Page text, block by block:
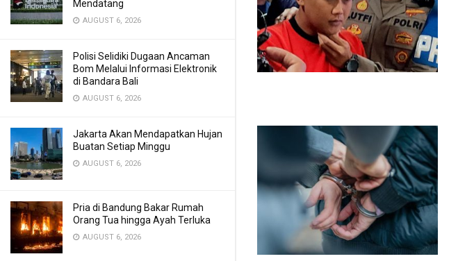
Mendatang
AUGUST 6, 2026
Polisi Selidiki Dugaan Ancaman
Bom Melalui Informasi Elektronik
di Bandara Bali
AUGUST 6, 2026
Jakarta Akan Mendapatkan Hujan
Buatan Setiap Minggu
AUGUST 6, 2026
Pria di Bandung Bakar Rumah
Orang Tua hingga Ayah Terluka
AUGUST 6, 2026